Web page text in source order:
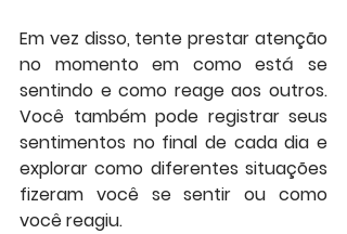
Em vez disso, tente prestar atenção
no momento em como está se
sentindo e como reage aos outros.
Você também pode registrar seus
sentimentos no final de cada dia e
explorar como diferentes situações
fizeram você se sentir ou como
você reagiu.